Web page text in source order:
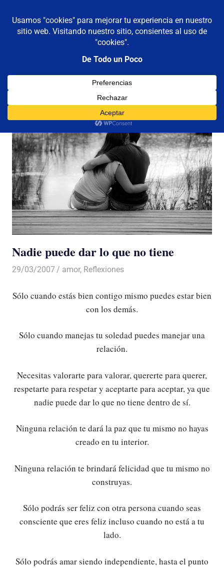
contenido
De todo un poco
Reflexiones,
Viajes
MENÚ
Nadie puede dar lo que no tiene
29/03/2007 Luis Castellanos
amor, Reflexiones
Sólo cuando estás bien contigo mismo puedes estar bien
con los demás.
Sólo cuando manejas tu soledad puedes manejar una
relación.
Necesitas valorarte para valorar, quererte para querer,
respetarte para respetar y aceptarte para aceptar, ya que
nadie puede dar lo que no tiene dentro de sí.
Ninguna relación te dará la paz que tu mismo no hayas
creado en tu interior.
Ninguna relación te brindará felicidad que tu mismo no
construyas.
Sólo podrás ser feliz con otra persona cuando seas
consciente que eres feliz incluso cuando no está a tu
lado.
Sólo podrás amar siendo independiente, hasta el punto